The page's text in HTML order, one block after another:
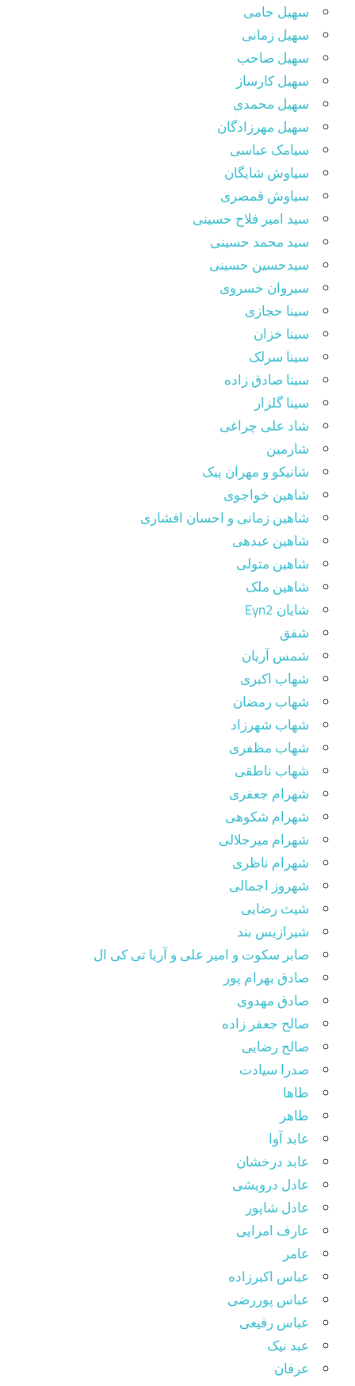
سهیل جامی
سهیل زمانی
سهیل صاحب
سهیل کارساز
سهیل محمدی
سهیل مهرزادگان
سیامک عباسی
سیاوش شایگان
سیاوش قمصری
سید امیر فلاح حسینی
سید محمد حسینی
سیدحسین حسینی
سیروان خسروی
سینا حجازی
سینا خزان
سینا سرلک
سینا صادق زاده
سینا گلزار
شاد علی چراغی
شارمین
شانیکو و مهران پیک
شاهین خواجوی
شاهین زمانی و احسان افشاری
شاهین عبدهی
شاهین متولی
شاهین ملک
شایان Eyn2
شفق
شمس آریان
شهاب اکبری
شهاب رمضان
شهاب شهرزاد
شهاب مظفری
شهاب ناطقی
شهرام جعفری
شهرام شکوهی
شهرام میرجلالی
شهرام ناظری
شهروز اجمالی
شیث رضایی
شیرازیس بند
صابر سکوت و امیر علی و آریا تی کی ال
صادق بهرام پور
صادق مهدوی
صالح جعفر زاده
صالح رضایی
صدرا سیادت
طاها
طاهر
عابد آوا
عابد درخشان
عادل درویشی
عادل شاپور
عارف امرایی
عامر
عباس اکبرزاده
عباس پوررضی
عباس رفیعی
عبد نیک
عرفان